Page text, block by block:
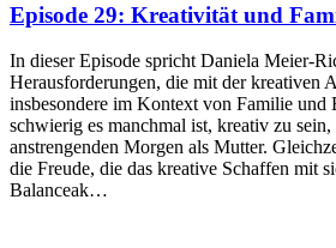
Episode 29: Kreativität und
In dieser Episode spricht Daniela Meier-
Herausforderungen, die mit der kreativen
insbesondere im Kontext von Familie und
schwierig es manchmal ist, kreativ zu
anstrengenden Morgen als Mutter.
die Freude, die das kreative Schaffen mit
Balanceak…